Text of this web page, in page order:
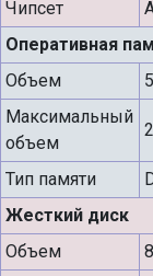
Чипсет
Оперативная
Объем
Максимальный
объем
Тип памяти
Жесткий диск
Объем